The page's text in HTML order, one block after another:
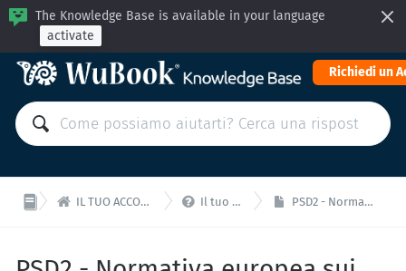
The Knowledge Base is available in your language
activate
Richiedi un
 IL TUO ACCOUNT: Contabilità e amministrazione  Il tuo Account WuBook - F.A.Q PSD2 - Normativa europea sui Servizi di pagamento